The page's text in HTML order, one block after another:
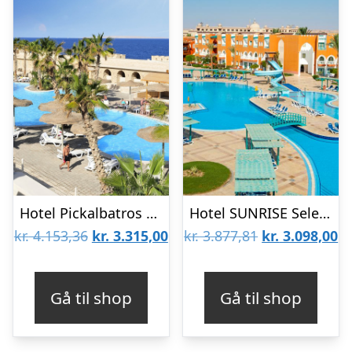
Hotel Pickalbatros Citadel Sahl Hasheesh
kr.4.153,36 Den
var:
kr. 4.153,36.
kr. 3.315,00Den
kr. 3.315,00.
Gå til shop
Hotel SUNRISE Select Garden Beach
kr.3.877,81 Den
var:
kr. 3.877,81.
kr. 3.098,00
Gå til shop